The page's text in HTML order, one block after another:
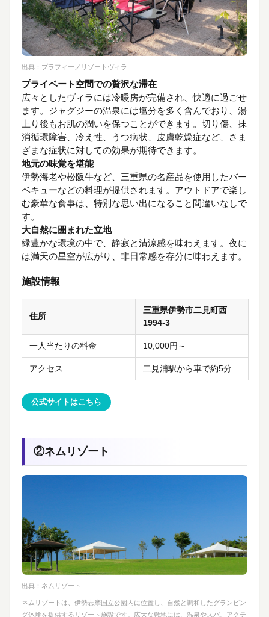
出典： プラフィーノリゾートヴィラ
プライベート空間での贅沢な滞在
広々としたヴィラには冷暖房が完備され、快適に過ごせ
ます。ジャグジーの温泉には塩分を多く含んでおり、湯
上り後もお肌の潤いを保つことができます。切り傷、抹
消循環障害、冷え性、うつ病状、皮膚乾燥症など、さま
ざまな症状に対しての効果が期待できます。
地元の味覚を堪能
伊勢海老や松阪牛など、三重県の名産品を使用したバー
ベキューなどの料理が提供されます。アウトドアで楽し
む豪華な食事は、特別な思い出になること間違いなしで
す。
大自然に囲まれた立地
緑豊かな環境の中で、静寂と清涼感を味わえます。夜に
は満天の星空が広がり、非日常感を存分に味わえます。
施設情報
住所
三重県伊勢市二見町西
1994-3
一人当たりの料金 10,000円～
アクセス 二見浦駅から車で約5分
公式サイトはこちら
②ネムリゾート
出典： ネムリゾート
ネムリゾートは、伊勢志摩国立公園内に位置し、自然と調和したグランピン
グ体験を提供するリゾート施設です。広大な敷地には、温泉やスパ、アクテ